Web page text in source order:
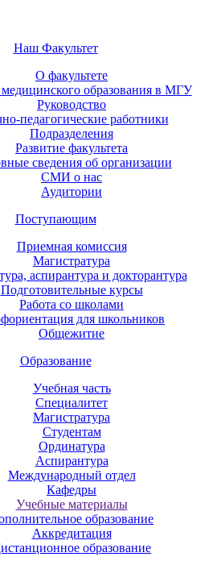
Наш Факультет
О факультете
образования в МГУ
Руководство
педагогические работники
Подразделения
Развитие факультета
сведения об организации
СМИ о нас
Аудитории
Поступающим
Приемная комиссия
Магистратура
аспирантура и докторантура
Подготовительные курсы
Работа со школами
для школьников
Общежитие
Образование
Учебная часть
Специалитет
Магистратура
Студентам
Ординатура
Аспирантура
Международный отдел
Кафедры
Учебные материалы
образование
Аккредитация
образование